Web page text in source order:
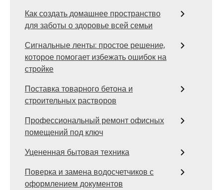
Как создать домашнее пространство
для заботы о здоровье всей семьи
Сигнальные ленты: простое решение,
которое помогает избежать ошибок на
стройке
Поставка товарного бетона и
строительных растворов
Профессиональный ремонт офисных
помещений под ключ
Уцененная бытовая техника
Поверка и замена водосчетчиков с
оформлением документов